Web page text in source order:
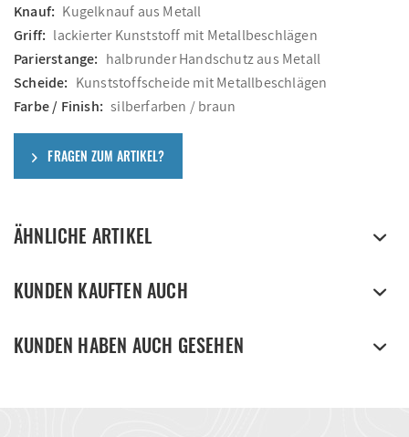
Knauf: Kugelknauf aus Metall
Griff: lackierter Kunststoff mit Metallbeschlägen
Parierstange: halbrunder Handschutz aus Metall
Scheide: Kunststoffscheide mit Metallbeschlägen
Farbe / Finish: silberfarben / braun
FRAGEN ZUM ARTIKEL?
ÄHNLICHE ARTIKEL
KUNDEN KAUFTEN AUCH
KUNDEN HABEN AUCH GESEHEN